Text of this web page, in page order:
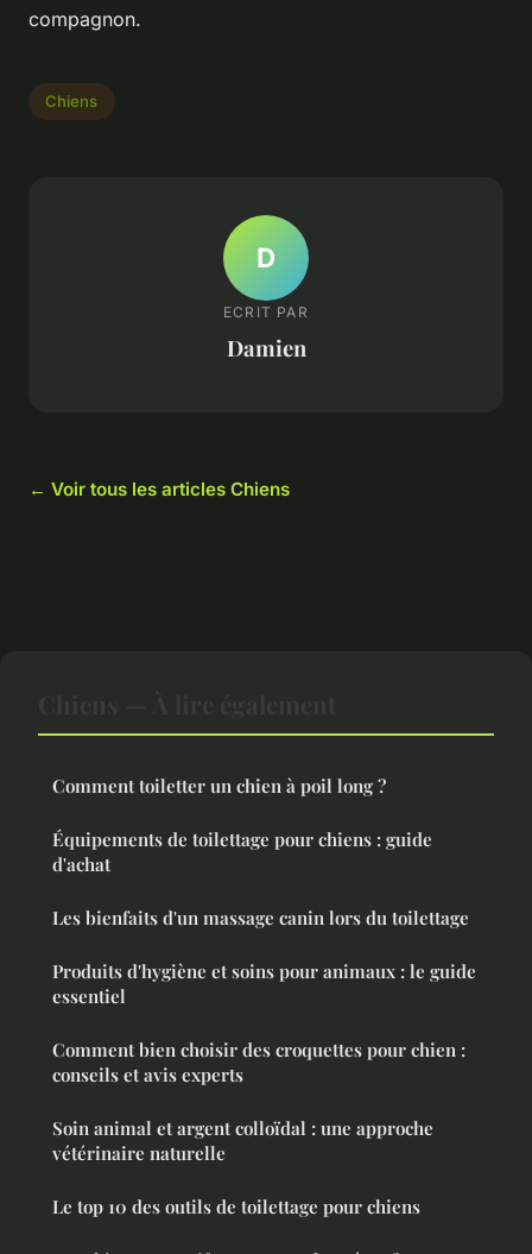
compagnon.
Chiens
D
ECRIT PAR
Damien
← Voir tous les articles Chiens
Comment toiletter un chien à poil long ?
Équipements de toilettage pour chiens : guide
d'achat
Les bienfaits d'un massage canin lors du toilettage
Produits d'hygiène et soins pour animaux : le guide
essentiel
Comment bien choisir des croquettes pour chien :
conseils et avis experts
Soin animal et argent colloïdal : une approche
vétérinaire naturelle
Le top 10 des outils de toilettage pour chiens